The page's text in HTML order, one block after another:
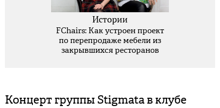
Истории
FChairs: Как устроен проект
по перепродаже мебели из
закрывшихся ресторанов
Концерт группы Stigmata в клубе